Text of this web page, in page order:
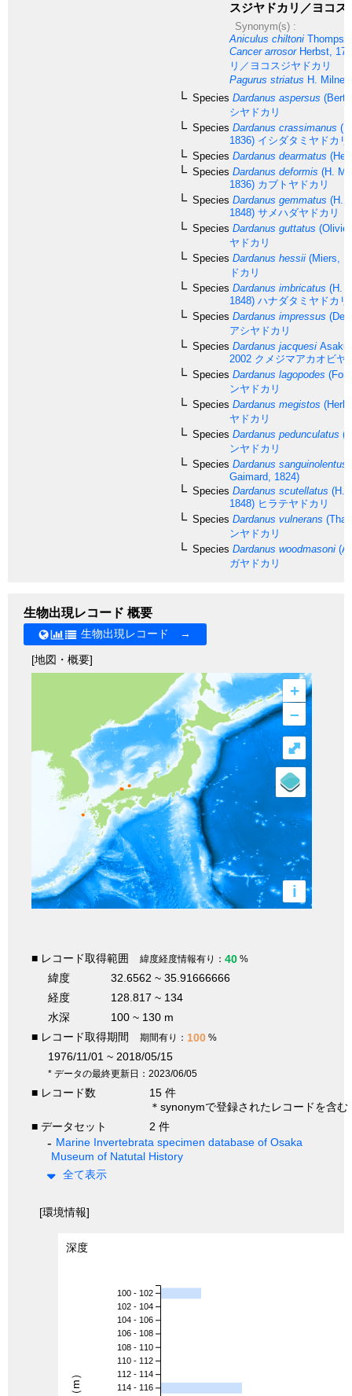
スジヤドカリ／ヨコス
Synonym(s) :
Aniculus chiltoni
Cancer arrosorHerbst,
リ／ヨコスジヤドカリ
Pagurus striatus H. Milne
Species Dardanus aspersus
シヤドカリ
Species Dardanus crassimanus
1836) イシダタミヤドカリ
Species Dardanus dearmatus
Species Dardanus deformis (H.
1836) カブトヤドカリ
Species Dardanus gemmatus (H.
1848) サメハダヤドカリ
Species Dardanus guttatus
ヤドカリ
Species Dardanus hessii (Miers,
ドカリ
Species Dardanus imbricatus (H.
1848) ハナダタミヤドカリ
Species Dardanus impressus (De
アシヤドカリ
Species Dardanus jacquesi
2002 クメジマアカオビヤ
Species Dardanus lagopodes
ンヤドカリ
Species Dardanus megistos
ヤドカリ
Species Dardanus pedunculatus
ンヤドカリ
Species Dardanus sanguinolentus
Gaimard, 1824)
Species Dardanus scutellatus (H.
1848) ヒラテヤドカリ
Species Dardanus vulnerans
ンヤドカリ
Species Dardanus woodmasoni
ガヤドカリ
生物出現レコード 概要
生物出現レコード →
[地図・概要]
+
–
i
⤢
■ レコード取得範囲 緯度経度情報有り： 40 %
緯度
32.6562 ~ 35.91666666
経度
128.817 ~ 134
水深
100 ~ 130 m
■ レコード取得期間
期間有り： 100 %
1976/11/01 ~ 2018/05/15
* データの最終更新日：2023/06/05
■ レコード数
15 件
＊synonymで登録されたレコードを含む
■ データセット
2 件
Marine Invertebrata specimen database of Osaka
Museum of Natutal History
全て表示
[環境情報]
深度
100 - 102
102 - 104
104 - 106
106 - 108
108 - 110
110 - 112
112 - 114
114 - 116